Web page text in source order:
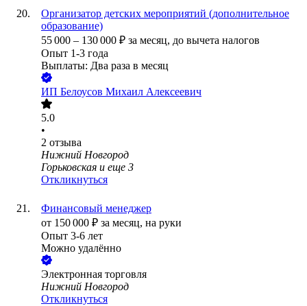
Организатор детских мероприятий (дополнительное
образование)
55 000 – 130 000 ₽ за месяц, до вычета налогов
Опыт 1-3 года
Выплаты: Два раза в месяц
ИП Белоусов Михаил Алексеевич
5.0
•
2 отзыва
Нижний Новгород
Горьковская и еще 3
Откликнуться
Финансовый менеджер
от 150 000 ₽ за месяц, на руки
Опыт 3-6 лет
Можно удалённо
Электронная торговля
Нижний Новгород
Откликнуться